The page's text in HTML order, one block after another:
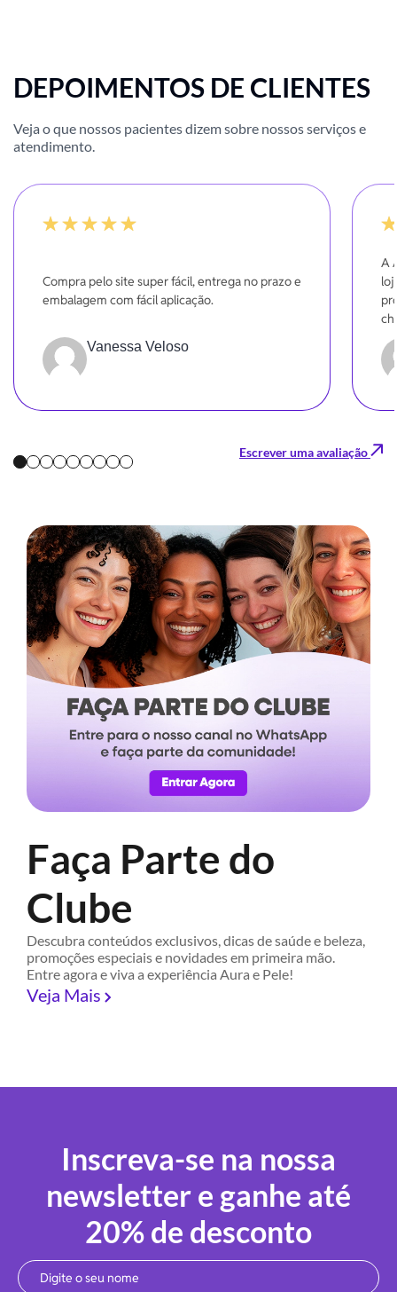
DEPOIMENTOS DE CLIENTES
Veja o que nossos pacientes dizem sobre nossos serviços e
atendimento.
Compra pelo site super fácil, entrega no prazo e
embalagem com fácil aplicação.
Vanessa Veloso
A
Escrever uma avaliação
Faça Parte do
Clube
Descubra conteúdos exclusivos, dicas de saúde e beleza,
promoções especiais e novidades em primeira mão.
Entre agora e viva a experiência Aura e Pele!
Veja Mais
Inscreva-se na nossa
newsletter e ganhe até
20% de desconto